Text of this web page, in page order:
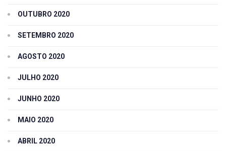
OUTUBRO 2020
SETEMBRO 2020
AGOSTO 2020
JULHO 2020
JUNHO 2020
MAIO 2020
ABRIL 2020